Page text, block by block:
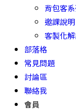
背包客
邀課說明
客製化
部落格
常見問題
討論區
聯絡我
會員